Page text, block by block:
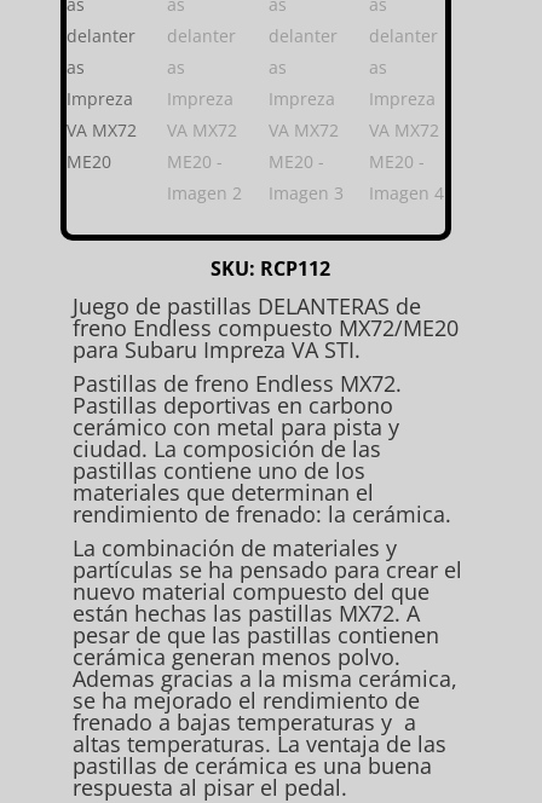
SKU: RCP112
Juego de pastillas DELANTERAS de
freno Endless compuesto MX72/ME20
para Subaru Impreza VA STI.
Pastillas de freno Endless MX72.
Pastillas deportivas en carbono
cerámico con metal para pista y
ciudad. La composición de las
pastillas contiene uno de los
materiales que determinan el
rendimiento de frenado: la cerámica.
La combinación de materiales y
partículas se ha pensado para crear el
nuevo material compuesto del que
están hechas las pastillas MX72. A
pesar de que las pastillas contienen
cerámica generan menos polvo.
Ademas gracias a la misma cerámica,
se ha mejorado el rendimiento de
frenado a bajas temperaturas y a
altas temperaturas. La ventaja de las
pastillas de cerámica es una buena
respuesta al pisar el pedal.